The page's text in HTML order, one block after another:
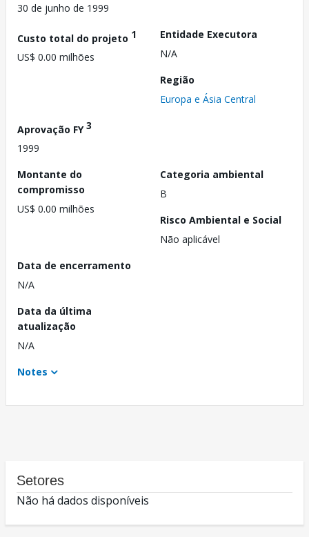
30 de junho de 1999
Custo total do projeto 1
US$ 0.00 milhões
Entidade Executora
N/A
Região
Europa e Ásia Central
Aprovação FY3
1999
Montante do
compromisso
US$ 0.00 milhões
Categoria ambiental
B
Risco Ambiental e Social
Não aplicável
Data de encerramento
N/A
Data da última
atualização
N/A
Notes
Setores
Não há dados disponíveis